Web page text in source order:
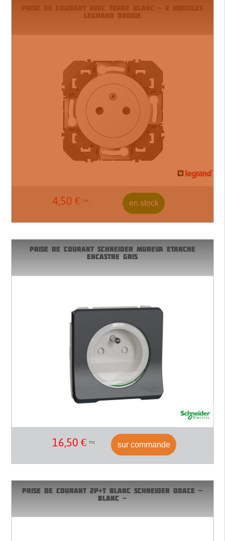
LEGRAND DOOXIE
4,50 € TTC en stock
PRISE DE COURANT SCHNEIDER MUREVA ETANCHE
ENCASTRE GRIS
16,50 € TTC sur commande
PRISE DE COURANT 2P+T BLANC SCHNEIDER ODACE -
BLANC -